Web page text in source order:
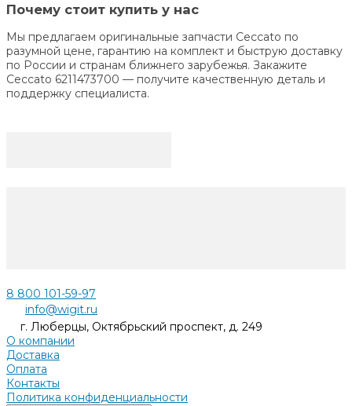
Почему стоит купить у нас
Мы предлагаем оригинальные запчасти Ceccato по
разумной цене, гарантию на комплект и быструю доставку
по России и странам ближнего зарубежья. Закажите
Ceccato 6211473700 — получите качественную деталь и
поддержку специалиста.
8 800 101-59-97
info@wigit.ru
г. Люберцы, Октябрьский проспект, д. 249
О компании
Доставка
Оплата
Контакты
Политика конфиденциальности